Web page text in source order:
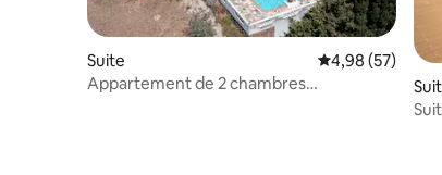
Suite Évaluation
4,98 (57)
Appartement de 2 chambres
da